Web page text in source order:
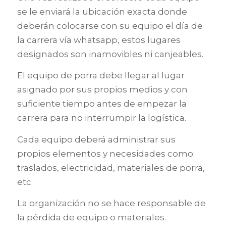
se le enviará la ubicación exacta donde
deberán colocarse con su equipo el día de
la carrera vía whatsapp, estos lugares
designados son inamovibles ni canjeables.
El equipo de porra debe llegar al lugar
asignado por sus propios medios y con
suficiente tiempo antes de empezar la
carrera para no interrumpir la logística.
Cada equipo deberá administrar sus
propios elementos y necesidades como:
traslados, electricidad, materiales de porra,
etc.
La organización no se hace responsable de
la pérdida de equipo o materiales.